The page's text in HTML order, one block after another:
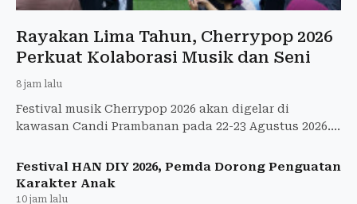
Rayakan Lima Tahun, Cherrypop 2026
Perkuat Kolaborasi Musik dan Seni
8 jam lalu
Festival musik Cherrypop 2026 akan digelar di
kawasan Candi Prambanan pada 22-23 Agustus 2026.
Festival HAN DIY 2026, Pemda Dorong Penguatan
Karakter Anak
10 jam lalu